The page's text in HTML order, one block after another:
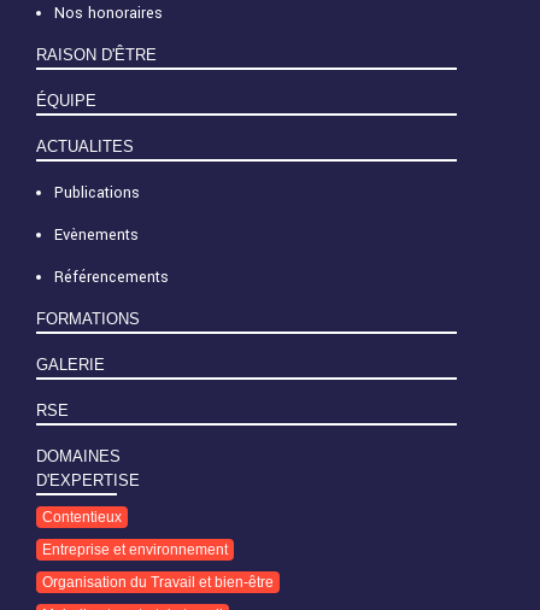
Nos honoraires
RAISON D'ÊTRE
ÉQUIPE
ACTUALITES
Publications
Evènements
Référencements
FORMATIONS
GALERIE
RSE
DOMAINES
D'EXPERTISE
Contentieux
Entreprise et environnement
Organisation du Travail et bien-être